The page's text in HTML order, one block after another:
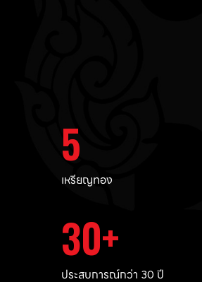
5
เหรียญทอง
30
ประสบการณ์กว่า 30 ปี